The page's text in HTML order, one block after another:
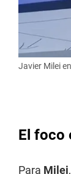
Javier Milei
El foco
Para Milei